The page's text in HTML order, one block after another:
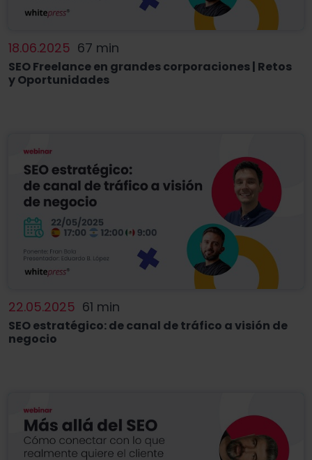
18.06.2025 67 min
SEO Freelance en grandes corporaciones | Retos
y Oportunidades
22.05.2025 61 min
SEO estratégico: de canal de tráfico a visión de
negocio